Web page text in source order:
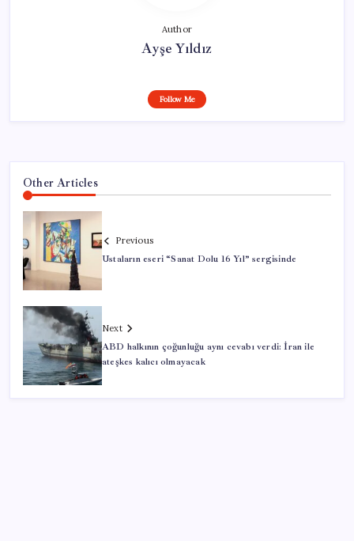
Author
Ayşe Yıldız
Follow Me
Other Articles
Previous
Ustaların eseri “Sanat Dolu 16 Yıl” sergisinde
Next
ABD halkının çoğunluğu aynı cevabı verdi: İran ile
ateşkes kalıcı olmayacak